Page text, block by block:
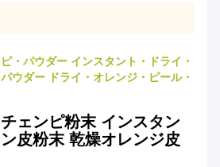
・パウダー インスタント・ドライ・
ウダー ドライ・オレンジ・ピール・
ェンピ粉末 インスタン
皮粉末 乾燥オレンジ皮